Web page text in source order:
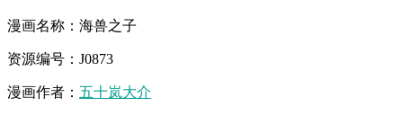
漫画名称：海兽之子
资源编号：J0873
漫画作者： 五十岚大介